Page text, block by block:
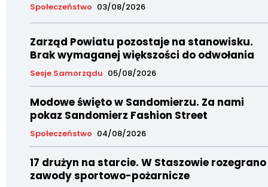
Społeczeństwo 03/08/2026
Zarząd Powiatu pozostaje na stanowisku.
Brak wymaganej większości do odwołania
Sesje Samorządu 05/08/2026
Modowe święto w Sandomierzu. Za nami
pokaz Sandomierz Fashion Street
Społeczeństwo 04/08/2026
17 drużyn na starcie. W Staszowie rozegrano
zawody sportowo-pożarnicze